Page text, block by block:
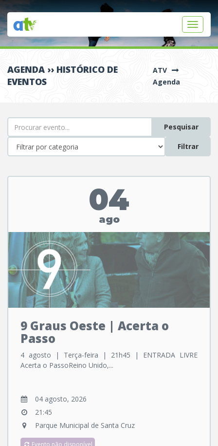
Toggle
AGENDA ›› HISTÓRICO DE
EVENTOS
ATV
Agenda
Pesquisar
Filtrar
04
ago
9 Graus Oeste | Acerta o
Passo
4 agosto | Terça-feira | 21h45 | ENTRADA LIVRE
Acerta o PassoReino Unido,...
04 agosto, 2026
21:45
Parque Municipal de Santa Cruz
Evento não disponível